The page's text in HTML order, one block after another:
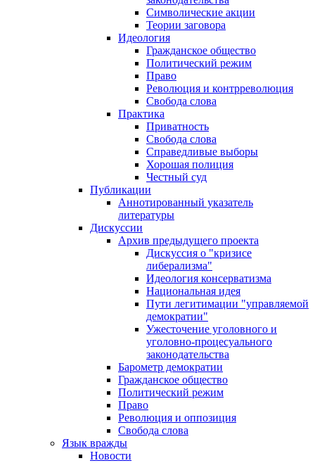
Символические акции
Теории заговора
Идеология
Гражданское общество
Политический режим
Право
Революция и контрреволюция
Свобода слова
Практика
Приватность
Свобода слова
Справедливые выборы
Хорошая полиция
Честный суд
Публикации
Аннотированный указатель
литературы
Дискуссии
Архив предыдущего проекта
Дискуссия о "кризисе
либерализма"
Идеология консерватизма
Национальная идея
Пути легитимации "управляемой
демократии"
Ужесточение уголовного и
уголовно-процесуального
законодательства
Барометр демократии
Гражданское общество
Политический режим
Право
Революция и оппозиция
Свобода слова
Язык вражды
Новости